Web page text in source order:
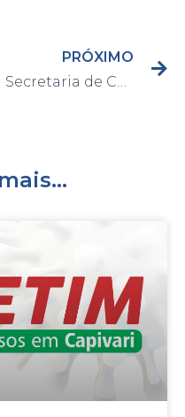
PRÓXIMO
Secretaria de Cultura e Turismo apresenta o evento “Primaveras de Tarsila – 135 anos” a partir do dia 30 de agosto